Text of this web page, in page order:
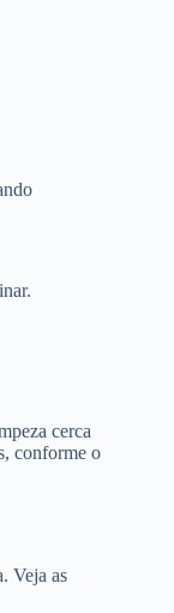
cerca
conforme o
Veja as